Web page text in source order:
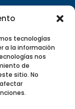
tecnologías
a la información
nos
de
sitio. No
5 –